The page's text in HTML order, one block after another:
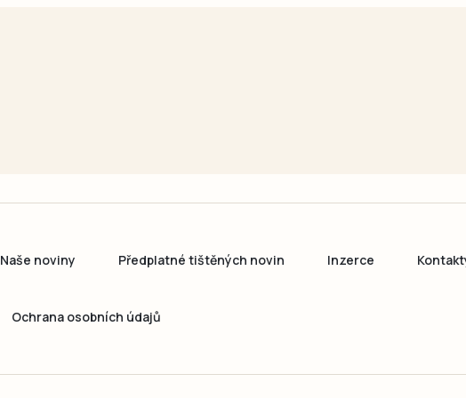
Naše noviny Předplatné tištěných novin Inzerce
Ochrana osobních údajů